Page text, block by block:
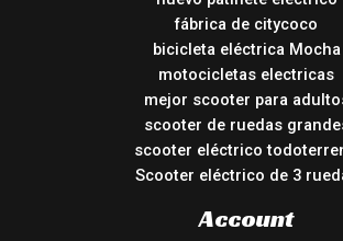
fábrica de citycoco
bicicleta eléctrica Mocha
motocicletas electricas
mejor scooter para
scooter de ruedas
scooter eléctrico
Scooter eléctrico de 3
Account